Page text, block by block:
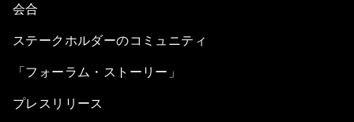
会合
ステークホルダーのコミュニティ
「フォーラム・ストーリー」
プレスリリース